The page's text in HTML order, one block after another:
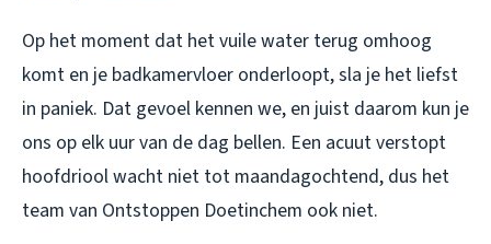
Op het moment dat het vuile water terug omhoog
komt en je badkamervloer onderloopt, sla je het liefst
in paniek. Dat gevoel kennen we, en juist daarom kun je
ons op elk uur van de dag bellen. Een acuut verstopt
hoofdriool wacht niet tot maandagochtend, dus het
team van Ontstoppen Doetinchem ook niet.